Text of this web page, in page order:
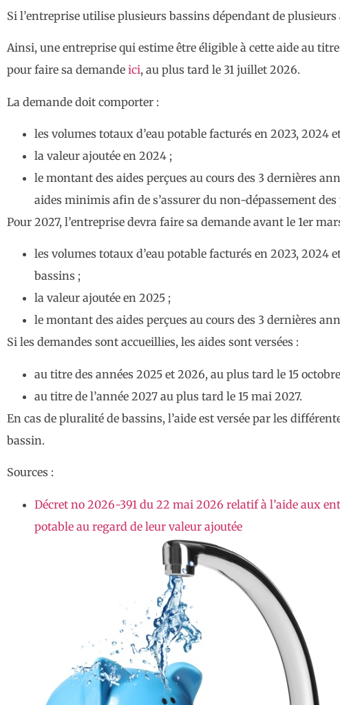
Si l’entreprise utilise plusieurs bassins dépendant de
Ainsi, une entreprise qui estime être éligible à cette aide au
pour faire sa demande ici, au plus tard le 31 juillet 2026.
La demande doit comporter :
les volumes totaux d’eau potable facturés en 2023, 2024
la valeur ajoutée en 2024 ;
le montant des aides perçues au cours des 3 dernières
aides minimis afin de s’assurer du non-dépassement
Pour 2027, l’entreprise devra faire sa demande avant le 1er
les volumes totaux d’eau potable facturés en 2023, 2024
bassins ;
la valeur ajoutée en 2025 ;
le montant des aides perçues au cours des 3 dernières
Si les demandes sont accueillies, les aides sont versées :
au titre des années 2025 et 2026, au plus tard le 15
au titre de l’année 2027 au plus tard le 15 mai 2027.
En cas de pluralité de bassins, l’aide est versée par les
bassin.
Sources :
Décret no 2026-391 du 22 mai 2026 relatif à l’aide aux
potable au regard de leur valeur ajoutée